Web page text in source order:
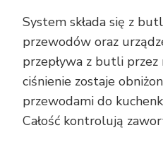
System składa się z
przewodów oraz
przepływa z butli
ciśnienie zostaje
przewodami do
Całość kontrolują